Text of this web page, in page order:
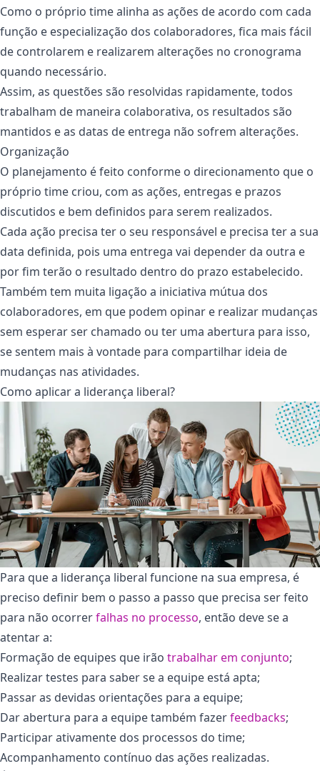
Como o próprio time alinha as ações de acordo com cada
função e especialização dos colaboradores, fica mais fácil
de controlarem e realizarem alterações no cronograma
quando necessário.
Assim, as questões são resolvidas rapidamente, todos
trabalham de maneira colaborativa, os resultados são
mantidos e as datas de entrega não sofrem alterações.
Organização
O planejamento é feito conforme o direcionamento que o
próprio time criou, com as ações, entregas e prazos
discutidos e bem definidos para serem realizados.
Cada ação precisa ter o seu responsável e precisa ter a sua
data definida, pois uma entrega vai depender da outra e
por fim terão o resultado dentro do prazo estabelecido.
Também tem muita ligação a iniciativa mútua dos
colaboradores, em que podem opinar e realizar mudanças
sem esperar ser chamado ou ter uma abertura para isso,
se sentem mais à vontade para compartilhar ideia de
mudanças nas atividades.
Como aplicar a liderança liberal?
Para que a liderança liberal funcione na sua empresa, é
preciso definir bem o passo a passo que precisa ser feito
para não ocorrerfalhas no processo, então deve se a
atentar a:
Formação de equipes que irão trabalhar em conjunto;
Realizar testes para saber se a equipe está apta;
Passar as devidas orientações para a equipe;
Dar abertura para a equipe também fazerfeedbacks;
Participar ativamente dos processos do time;
Acompanhamento contínuo das ações realizadas.